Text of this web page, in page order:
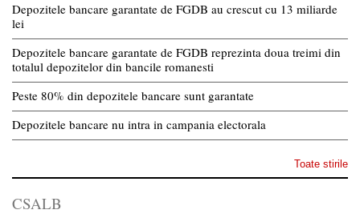
Depozitele bancare garantate de FGDB au crescut cu 13 miliarde
lei
Depozitele bancare garantate de FGDB reprezinta doua treimi din
totalul depozitelor din bancile romanesti
Peste 80% din depozitele bancare sunt garantate
Depozitele bancare nu intra in campania electorala
Toate stirile
CSALB